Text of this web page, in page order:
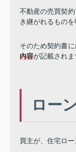
不動産の売買契
き継がれるもの
そのため契約書に
内容が記載されま
ロー
買主が、住宅ロ